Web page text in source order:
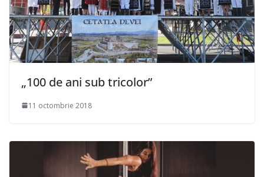
„100 de ani sub tricolor”
11 octombrie 2018